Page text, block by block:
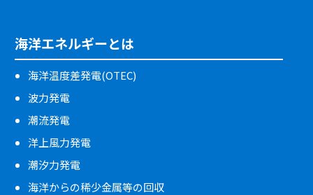
海洋エネルギーとは
海洋温度差発電(OTEC)
波力発電
潮流発電
洋上風力発電
潮汐力発電
海洋からの稀少金属等の回収